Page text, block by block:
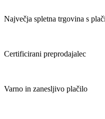
Največja spletna trgovina s
Certificirani preprodajalec
Varno in zanesljivo plačilo